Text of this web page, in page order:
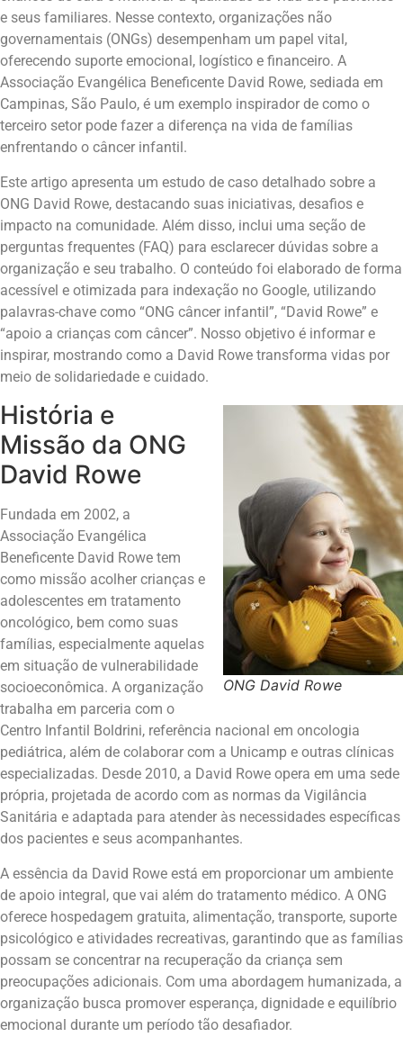
e seus familiares. Nesse contexto, organizações não
governamentais (ONGs) desempenham um papel vital,
oferecendo suporte emocional, logístico e financeiro. A
Associação Evangélica Beneficente David Rowe, sediada em
Campinas, São Paulo, é um exemplo inspirador de como o
terceiro setor pode fazer a diferença na vida de famílias
enfrentando o câncer infantil.
Este artigo apresenta um estudo de caso detalhado sobre a
ONG David Rowe, destacando suas iniciativas, desafios e
impacto na comunidade. Além disso, inclui uma seção de
perguntas frequentes (FAQ) para esclarecer dúvidas sobre a
organização e seu trabalho. O conteúdo foi elaborado de forma
acessível e otimizada para indexação no Google, utilizando
palavras-chave como “ONG câncer infantil”, “David Rowe” e
“apoio a crianças com câncer”. Nosso objetivo é informar e
inspirar, mostrando como a David Rowe transforma vidas por
meio de solidariedade e cuidado.
ONG David Rowe
História e
Missão da ONG
David Rowe
Fundada em 2002, a
Associação Evangélica
Beneficente David Rowe tem
como missão acolher crianças e
adolescentes em tratamento
oncológico, bem como suas
famílias, especialmente aquelas
em situação de vulnerabilidade
socioeconômica. A organização
trabalha em parceria com o
Centro Infantil Boldrini, referência nacional em oncologia
pediátrica, além de colaborar com a Unicamp e outras clínicas
especializadas. Desde 2010, a David Rowe opera em uma sede
própria, projetada de acordo com as normas da Vigilância
Sanitária e adaptada para atender às necessidades específicas
dos pacientes e seus acompanhantes.
A essência da David Rowe está em proporcionar um ambiente
de apoio integral, que vai além do tratamento médico. A ONG
oferece hospedagem gratuita, alimentação, transporte, suporte
psicológico e atividades recreativas, garantindo que as famílias
possam se concentrar na recuperação da criança sem
preocupações adicionais. Com uma abordagem humanizada, a
organização busca promover esperança, dignidade e equilíbrio
emocional durante um período tão desafiador.